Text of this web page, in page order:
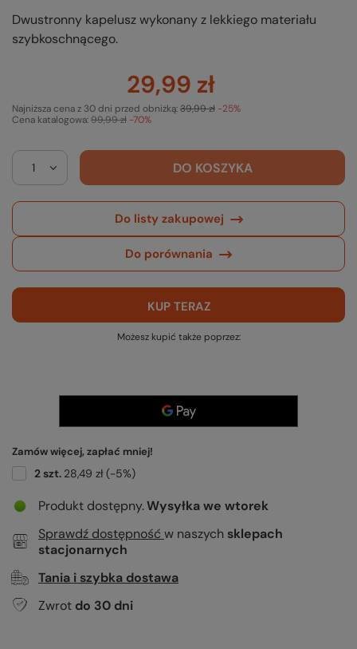
Dwustronny kapelusz wykonany z lekkiego materiału
szybkoschnącego.
29,99 zł
Cena katalogowa:99,99 zł -70%
Najniższa cena z 30 dni przed obniżką:39,99 zł -25%
DO KOSZYKA
Do listy zakupowej
Do porównania
KUP TERAZ
Możesz kupić także poprzez:
Zamów więcej, zapłać mniej!
2szt. 28,49 zł(-5%)
Produkt dostępny Wysyłkawe wtorek
Sprawdź dostępność w naszych sklepach
stacjonarnych
Tania i szybka dostawa
Zwrot do 30 dni